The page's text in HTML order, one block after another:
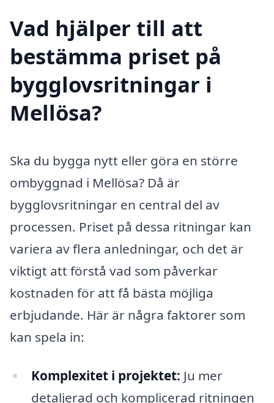
Vad hjälper till att
bestämma priset på
bygglovsritningar i
Mellösa?
Ska du bygga nytt eller göra en större
ombyggnad i Mellösa? Då är
bygglovsritningar en central del av
processen. Priset på dessa ritningar kan
variera av flera anledningar, och det är
viktigt att förstå vad som påverkar
kostnaden för att få bästa möjliga
erbjudande. Här är några faktorer som
kan spela in:
Komplexitet i projektet: Ju mer
detaljerad och komplicerad ritningen